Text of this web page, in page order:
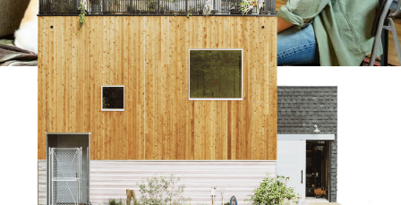
PROJECT
WHAT’S
LABEL
ライフレー
つい